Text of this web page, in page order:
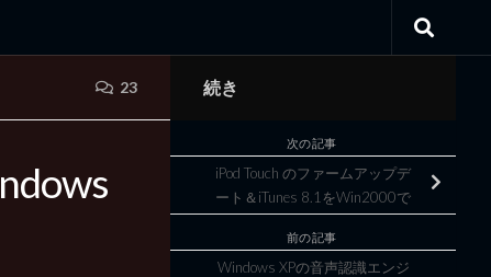
23 続き
次の記事
iPod Touch のファームアップデ
ート＆iTunes 8.1をWin2000で
前の記事
Windows XPの音声認識エンジ